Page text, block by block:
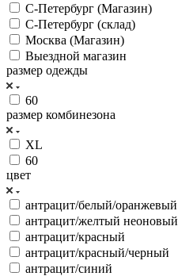
С-Петербург (Магазин)
С-Петербург (склад)
Москва (Магазин)
Выездной магазин
размер одежды
60
размер комбинезона
XL
60
цвет
антрацит/белый/оранжевый
антрацит/желтый неоновый
антрацит/красный
антрацит/красный/черный
антрацит/синий